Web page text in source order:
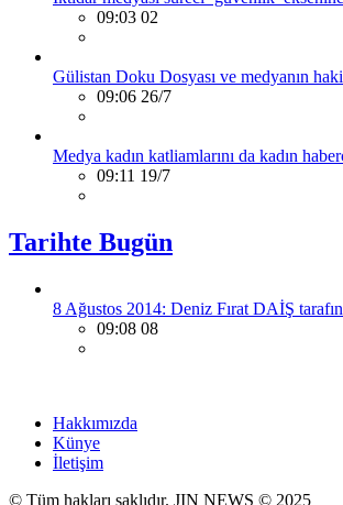
09:03 02
Gülistan Doku Dosyası ve medyanın
09:06 26/7
Medya kadın katliamlarını da kadın
09:11 19/7
Tarihte Bugün
8 Ağustos 2014: Deniz Fırat DAİŞ
09:08 08
Hakkımızda
Künye
İletişim
© Tüm hakları saklıdır. JIN NEWS © 2025